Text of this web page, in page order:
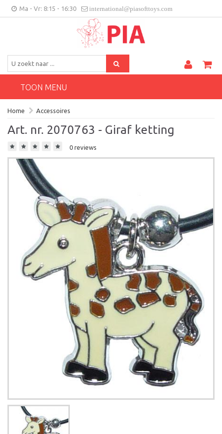
Ma - Vr: 8:15 - 16:30 international@piasofttoys.com
Klantenfeedback
BE/NL
TOON MENU
Home Accessoires
Art. nr. 2070763 - Giraf ketting
0 reviews